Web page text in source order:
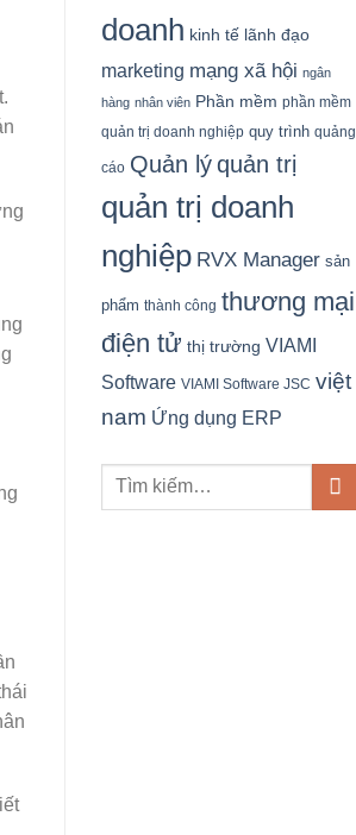
doanh kinh tế lãnh đạo
marketing mạng xã hội ngân
hàng nhân viên Phần mềm phần mềm
quản trị doanh nghiệp quy trình quảng
cáo Quản lý quản trị
quản trị doanh
nghiệp RVX Manager sản
phẩm thành công thương mại
điện tử thị trường VIAMI
Software VIAMI Software JSC việt
nam Ứng dụng ERP